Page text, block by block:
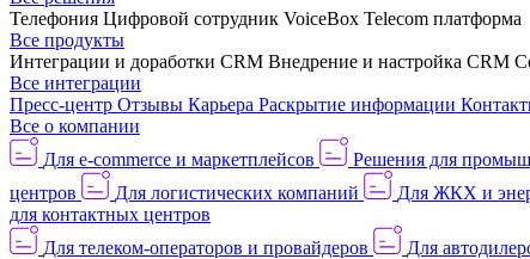
Телефония Цифровой сотрудник VoiceBox Telecom платформа
Все продукты
Интеграции и доработки CRM Внедрение и настройка CRM
Все интеграции
Пресс-центр Отзывы Карьера Раскрытие информации
Все о компании
Для e-commerce и маркетплейсов
Решения для
центров
Для логистических компаний Для ЖКХ и
для контактных центров
Для телеком-операторов и провайдеров
Для